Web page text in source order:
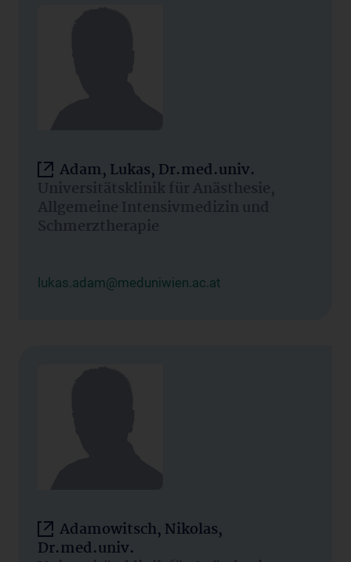
Adam, Lukas, Dr.med.univ.
Universitätsklinik für Anästhesie,
Allgemeine Intensivmedizin und
Schmerztherapie
lukas.adam@meduniwien.ac.at
Adamowitsch, Nikolas,
Dr.med.univ.